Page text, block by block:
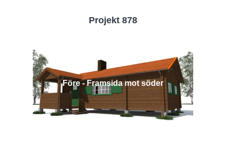
Projekt 878
Före - Framsida mot söder